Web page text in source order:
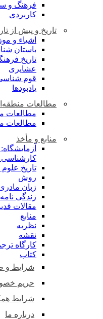
فرهنگ و
کاربردی
تاریخ و پیش از
اشیاء و
باستان
تاریخ
عشایری
قوم
یادبودها
مطالعات
مطالعات
مطالعات
منابع و مأخذ
کارشناسی
تاریخ
روش
زبان
زندگی نامه
مقالات
منابع
نظریه
نقشه
کارگاه
کتاب
شرایط و
حریم
شرایط
درباره ما